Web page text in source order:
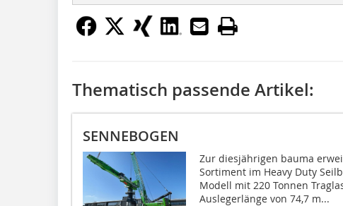
Thematisch passende Artikel:
SENNEBOGEN
Zur diesjährigen bauma
Sortiment im Heavy Duty
Modell mit 220 Tonnen
Auslegerlänge von 74,7 m...